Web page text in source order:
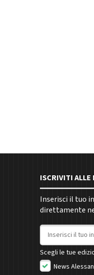
ISCRIVITI ALLE
Inserisci il tuo
direttamente
Indirizzo email
Scegli le tue
News